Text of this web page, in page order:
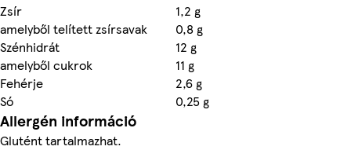
Zsír
1,2 g
amelyből telített zsírsavak
0,8 g
Szénhidrát
12 g
amelyből cukrok
11 g
Fehérje
2,6 g
Só
0,25 g
Allergén információ
Glutént tartalmazhat.